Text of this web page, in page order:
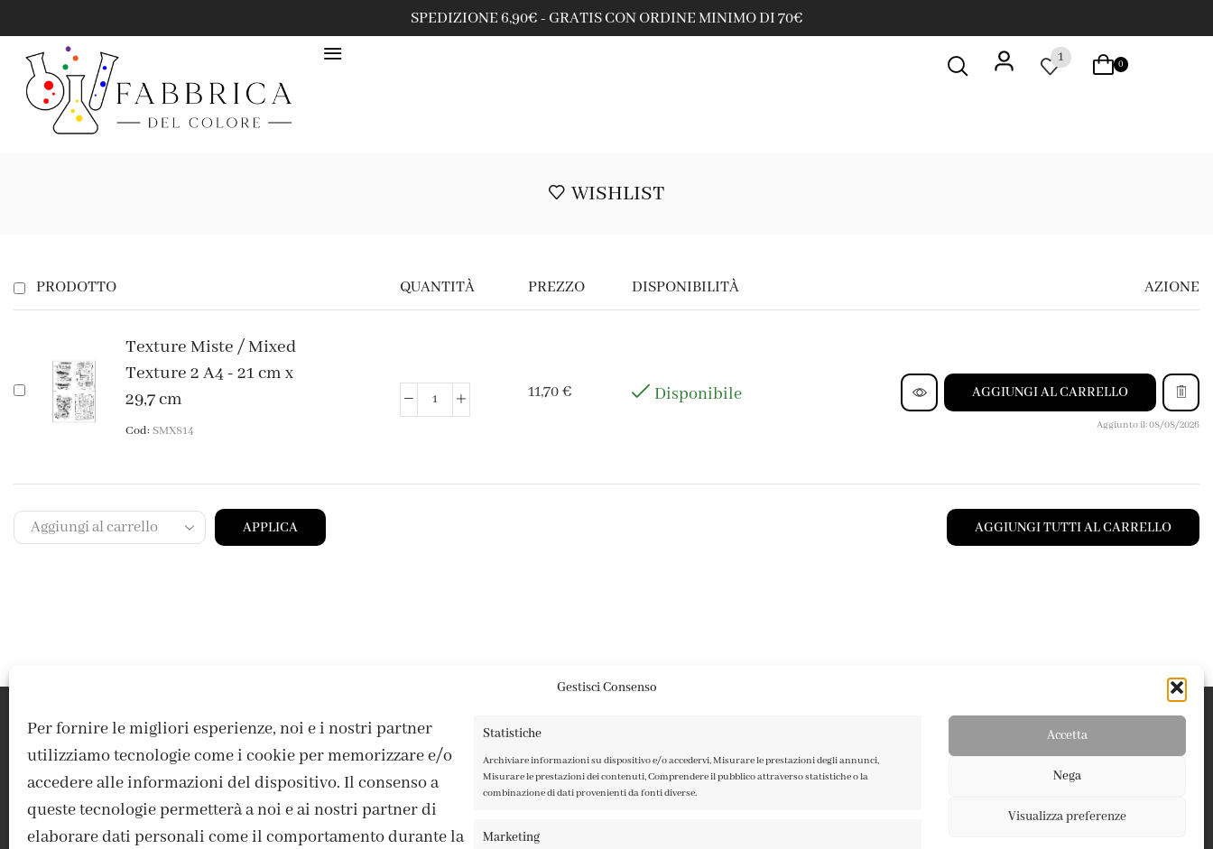
Gestisci Consenso
Per fornire le migliori esperienze, noi e i nostri partner
utilizziamo tecnologie come i cookie per memorizzare e/o
accedere alle informazioni del dispositivo. Il consenso a
queste tecnologie permetterà a noi e ai nostri partner di
elaborare dati personali come il comportamento durante la
Statistiche
Archiviare informazioni su dispositivo e/o accedervi, Misurare le prestazioni degli annunci,
Misurare le prestazioni dei contenuti, Comprendere il pubblico attraverso statistiche o la
combinazione di dati provenienti da fonti diverse.
Marketing
Accetta
Nega
Visualizza preferenze
SPEDIZIONE 6,90€ - GRATIS CON ORDINE MINIMO DI 70€
1 0
WISHLIST
PRODOTTO QUANTITÀ PREZZO DISPONIBILITÀ AZIONE
Texture Miste / Mixed
Texture 2 A4 - 21 cm x
29,7 cm
Cod: SMX814
11,70€ Disponibile AGGIUNGI AL CARRELLO
Aggiunto il: 08/08/2026
APPLICA AGGIUNGI TUTTI AL CARRELLO